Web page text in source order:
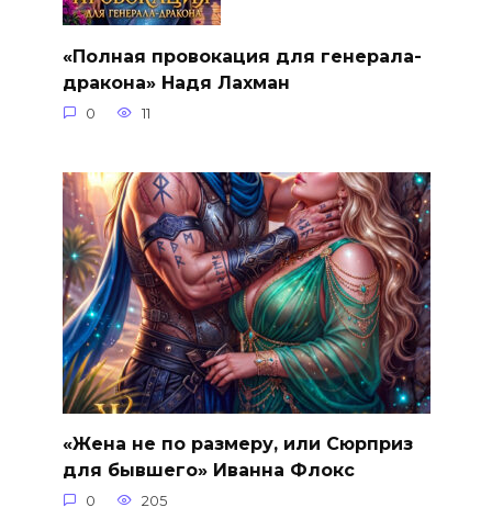
«Полная провокация для генерала-
дракона» Надя Лахман
0 11
«Жена не по размеру, или Сюрприз
для бывшего» Иванна Флокс
0 205